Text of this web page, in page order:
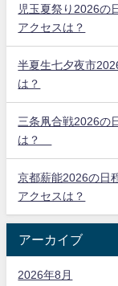
児玉夏祭り2026の
アクセスは？
半夏生七夕夜市
は？
三条凧合戦2026の
は？
京都薪能2026の日
アクセスは？
アーカイブ
2026年8月